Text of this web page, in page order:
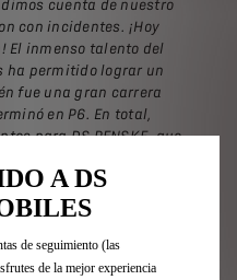
cuenta de nuestro
con incidentes. ¡Hoy
El inmenso talento del
ha permitido lograr un
fue una gran carrera
en P6. En total,
para DS PENSKE, que
intentaremos hacer otra
A DS
de seguimiento (las
de la mejor experiencia